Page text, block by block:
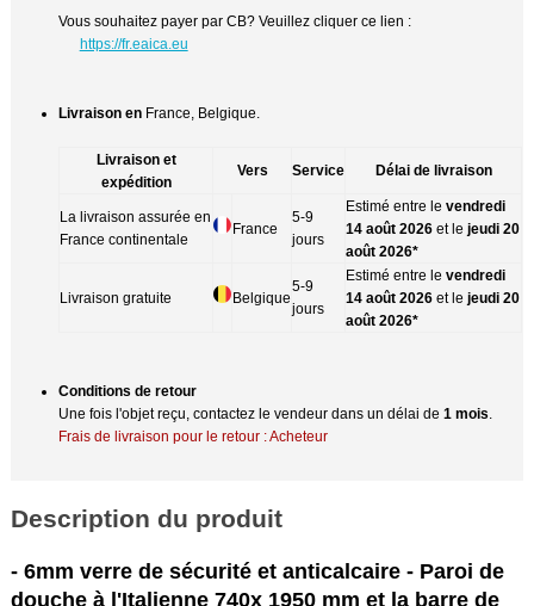
Vous souhaitez payer par CB? Veuillez cliquer ce lien :
https://fr.eaica.eu
Livraison en France, Belgique.
Livraison et
expédition
Vers Service Délai de livraison
La livraison assurée en
France continentale
France
5-9
jours
Estimé entre levendredi
14 août 2026 et lejeudi 20
août 2026*
Livraison gratuite Belgique
5-9
jours
Estimé entre levendredi
14 août 2026 et lejeudi 20
août 2026*
Conditions de retour
Une fois l'objet reçu, contactez le vendeur dans un délai de1 mois
Frais de livraison pour le retour : Acheteur
Description du produit
- 6mm verre de sécurité et anticalcaire - Paroi de
douche à l'Italienne 740x 1950 mm et la barre de